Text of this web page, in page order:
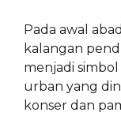
Pada awal
kalangan
menjadi
urban yang
konser dan